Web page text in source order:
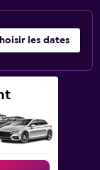
les dates